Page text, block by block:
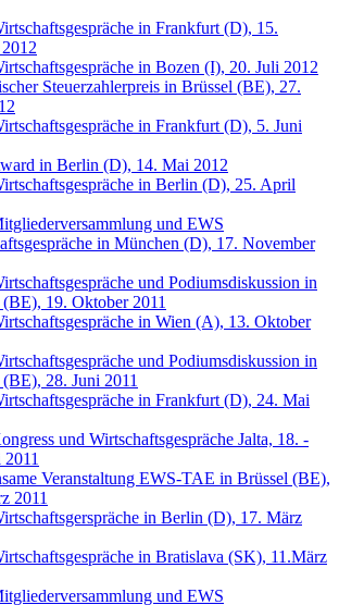
in Frankfurt (D), 15.
in Bozen (I), 20. Juli 2012
Steuerzahlerpreis in Brüssel (BE), 27.
in Frankfurt (D), 5. Juni
in Berlin (D), 14. Mai 2012
in Berlin (D), 25. April
und EWS
in München (D), 17. November
und Podiumsdiskussion in
19. Oktober 2011
in Wien (A), 13. Oktober
und Podiumsdiskussion in
28. Juni 2011
in Frankfurt (D), 24. Mai
und Wirtschaftsgespräche Jalta, 18. -
Veranstaltung EWS-TAE in Brüssel (BE),
2011
in Berlin (D), 17. März
in Bratislava (SK), 11.März
und EWS